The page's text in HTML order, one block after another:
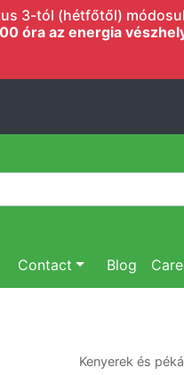
3-tól (hétfőtől)
óra az energia
Contact Blog
Kenyerek és